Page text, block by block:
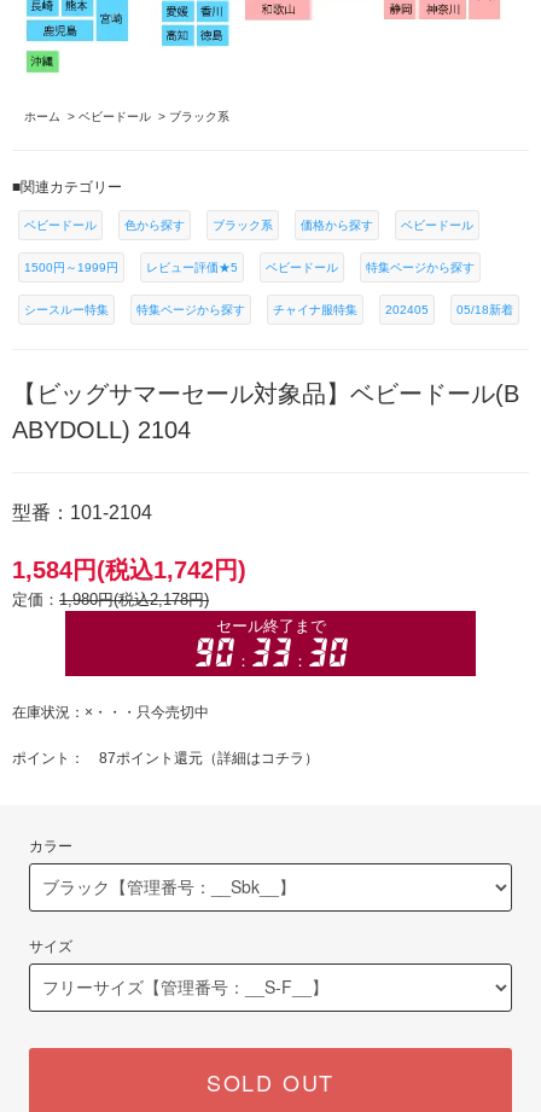
ホーム > ベビードール > ブラック系
■関連カテゴリー
ベビードール 色から探す ブラック系 価格から探す ベビードール
1500円～1999円 レビュー評価★5 ベビードール 特集ページから探す
シースルー特集 特集ページから探す チャイナ服特集 202405 05/18新着
【ビッグサマーセール対象品】ベビードール(B
ABYDOLL) 2104
型番：101-2104
1,584円(税込1,742円)
定価： 1,980円(税込2,178円)
在庫状況：×・・・只今売切中
ポイント： 87ポイント還元（詳細はコチラ ）
カラー
サイズ
SOLD OUT